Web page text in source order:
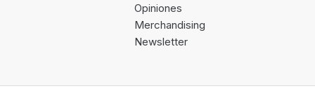
Opiniones
Merchandising
Newsletter